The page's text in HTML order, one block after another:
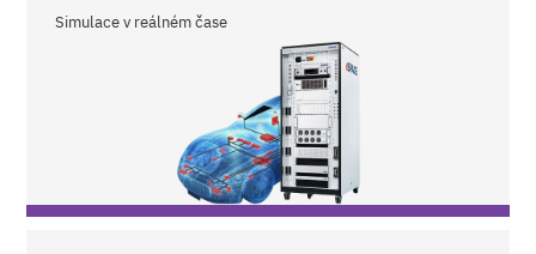
Simulace v reálném čase